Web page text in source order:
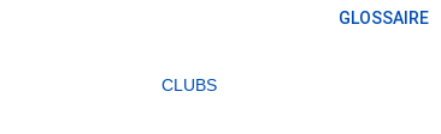
GLOSSAIRE
CLUBS